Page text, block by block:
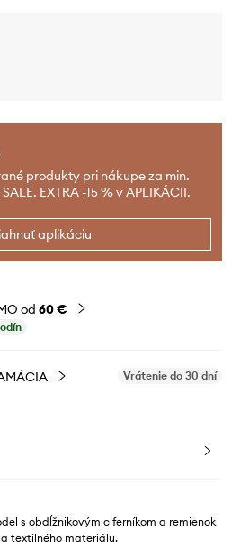
produkty pri nákupe za min.
EXTRA -15 % v APLIKÁCII.
aplikáciu
od 60 €
Vrátenie do 30 dní
s obdĺžnikovým ciferníkom a remienok
textilného materiálu.